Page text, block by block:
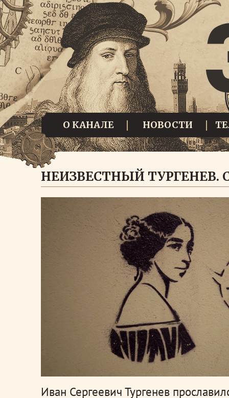
О КАНАЛЕ НОВОСТИ
НЕИЗВЕСТНЫЙ ТУРГЕНЕВ.
Иван Сергеевич Тургенев